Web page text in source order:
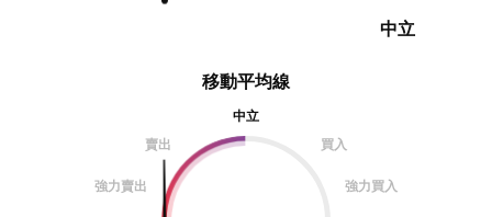
中立
移動平均線
中立
賣出
買入
強力賣出 強力買入